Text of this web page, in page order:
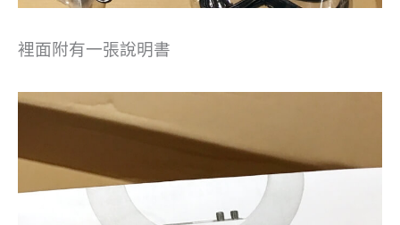
裡面附有一張說明書